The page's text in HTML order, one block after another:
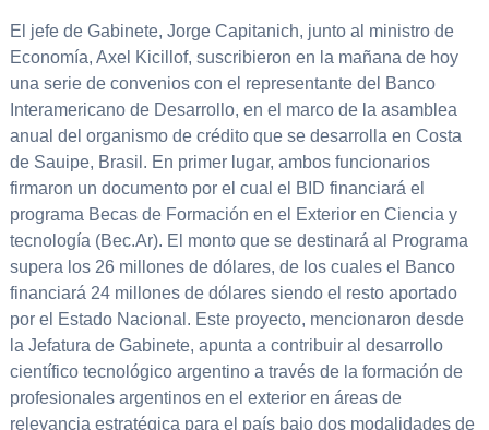
El jefe de Gabinete, Jorge Capitanich, junto al ministro de
Economía, Axel Kicillof, suscribieron en la mañana de hoy
una serie de convenios con el representante del Banco
Interamericano de Desarrollo, en el marco de la asamblea
anual del organismo de crédito que se desarrolla en Costa
de Sauipe, Brasil. En primer lugar, ambos funcionarios
firmaron un documento por el cual el BID financiará el
programa Becas de Formación en el Exterior en Ciencia y
tecnología (Bec.Ar). El monto que se destinará al Programa
supera los 26 millones de dólares, de los cuales el Banco
financiará 24 millones de dólares siendo el resto aportado
por el Estado Nacional. Este proyecto, mencionaron desde
la Jefatura de Gabinete, apunta a contribuir al desarrollo
científico tecnológico argentino a través de la formación de
profesionales argentinos en el exterior en áreas de
relevancia estratégica para el país bajo dos modalidades de